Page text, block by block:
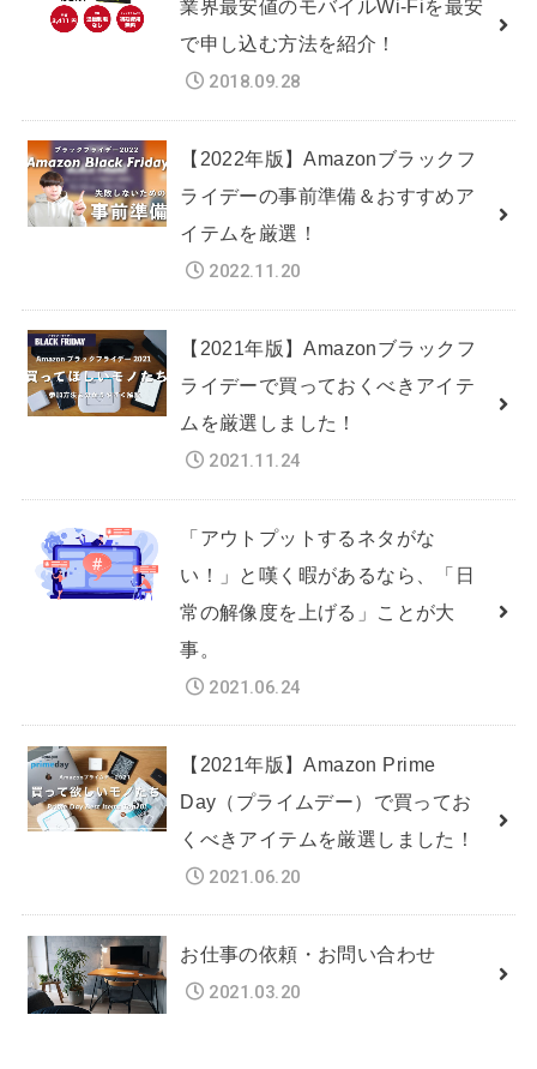
業界最安値のモバイルWi-Fiを最安
で申し込む方法を紹介！
2018.09.28
【2022年版】Amazonブラックフ
ライデーの事前準備＆おすすめア
イテムを厳選！
2022.11.20
【2021年版】Amazonブラックフ
ライデーで買っておくべきアイテ
ムを厳選しました！
2021.11.24
「アウトプットするネタがな
い！」と嘆く暇があるなら、「日
常の解像度を上げる」ことが大
事。
2021.06.24
【2021年版】Amazon Prime
Day（プライムデー）で買ってお
くべきアイテムを厳選しました！
2021.06.20
お仕事の依頼・お問い合わせ
2021.03.20